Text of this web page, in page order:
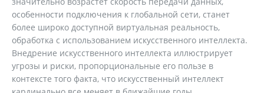
особенности подключения к глобальной сети, станет
более широко доступной виртуальная реальность,
обработка с использованием искусственного интеллекта.
Внедрение искусственного интеллекта иллюстрирует
угрозы и риски, пропорциональные его пользе в
контексте того факта, что искусственный интеллект